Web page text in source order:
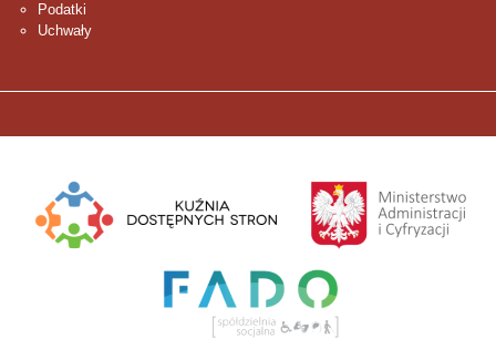
Podatki
Uchwały